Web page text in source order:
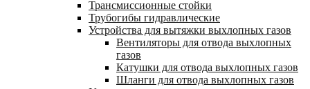
Трансмиссионные стойки
Трубогибы гидравлические
Устройства для вытяжки выхлопных газов
Вентиляторы для отвода выхлопных
газов
Катушки для отвода выхлопных газов
Шланги для отвода выхлопных газов